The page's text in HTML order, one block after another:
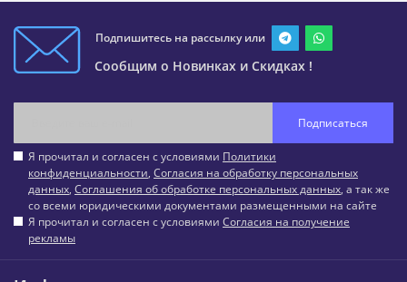
Подпишитесь на рассылку или
Сообщим о Новинках и Скидках !
Подписаться
Я прочитал и согласен с условиями Политики
конфиденциальности, Согласия на обработку персональных
данных, Соглашения об обработке персональных данных, а так же
со всеми юридическими документами размещенными на сайте
Я прочитал и согласен с условиями Согласия на получение
рекламы